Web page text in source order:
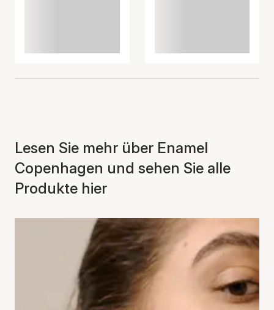
Lesen Sie mehr über Enamel
Copenhagen und sehen Sie alle
Produkte hier